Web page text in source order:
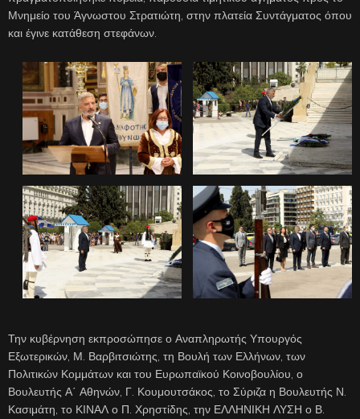
Μνημείο του Άγνωστου Στρατιώτη, στην πλατεία Συντάγματος όπου
και έγινε κατάθεση στεφάνων.
Την κυβέρνηση εκπροσώπησε ο Αναπληρωτής Υπουργός
Εξωτερικών, Μ. Βαρβιτσιώτης, τη Βουλή των Ελλήνων, των
Πολιτικών Κομμάτων και του Ευρωπαϊκού Κοινοβουλίου, ο
Βουλευτής Α΄ Αθηνών, Γ. Κουμουτσάκος, το Σύριζα η Βουλευτής Ν.
Κασιμάτη, το ΚΙΝΑΛ ο Π. Χρηστίδης, την ΕΛΛΗΝΙΚΗ ΛΥΣΗ ο Β.